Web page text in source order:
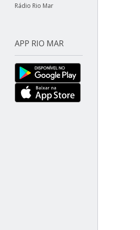
Rádio Rio Mar
APP RIO MAR